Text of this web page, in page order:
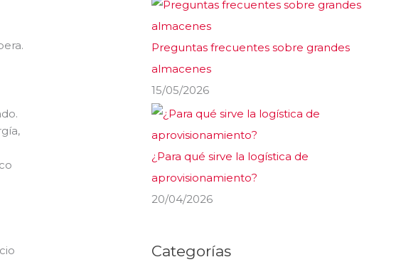
Preguntas frecuentes sobre grandes
almacenes
15/05/2026
¿Para qué sirve la logística de
aprovisionamiento?
20/04/2026
Categorías